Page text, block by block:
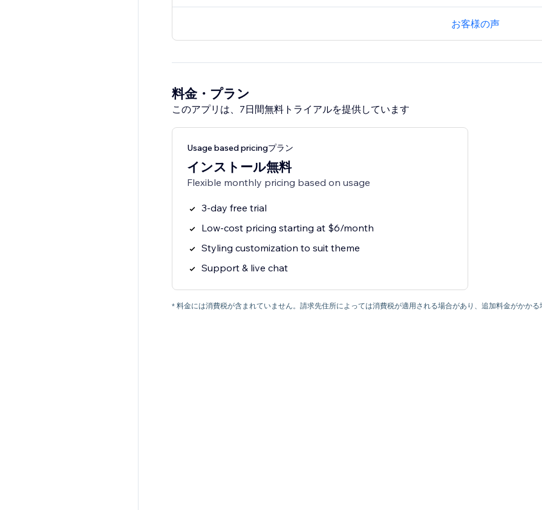
お客様の声
料金・プラン
このアプリは、7日間無料トライアルを提供しています
Usage based pricingプラン
インストール無料
Flexible monthly pricing based on usage
3-day free trial
Low-cost pricing starting at $6/month
Styling customization to suit theme
Support & live chat
* 料金には消費税が含まれていません。請求先住所によっては消費税が適用される場合があり、追加料金がかか